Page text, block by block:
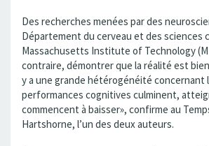
Des recherches menées par des
Département du cerveau et des sciences
Massachusetts Institute of Technology
contraire, démontrer que la réalité est
y a une grande hétérogénéité concernant
performances cognitives culminent,
commencent à baisser», confirme au
Hartshorne, l’un des deux auteurs.